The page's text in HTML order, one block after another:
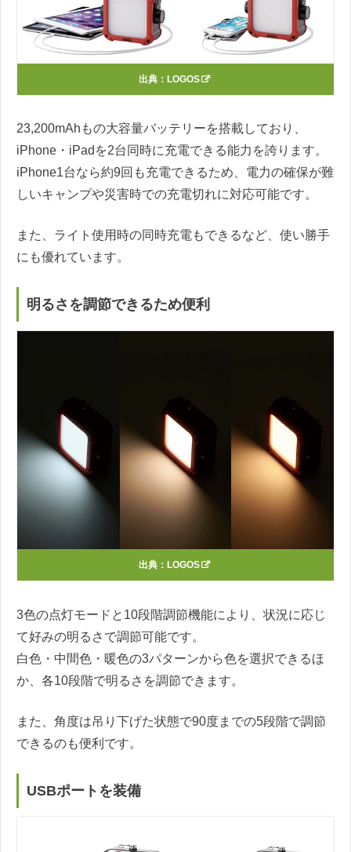
出典： LOGOS
23,200mAhもの大容量バッテリーを搭載しており、
iPhone・iPadを2台同時に充電できる能力を誇ります。
iPhone1台なら約9回も充電できるため、電力の確保が難
しいキャンプや災害時での充電切れに対応可能です。
また、ライト使用時の同時充電もできるなど、使い勝手
にも優れています。
明るさを調節できるため便利
出典： LOGOS
3色の点灯モードと10段階調節機能により、状況に応じ
て好みの明るさで調節可能です。
白色・中間色・暖色の3パターンから色を選択できるほ
か、各10段階で明るさを調節できます。
また、角度は吊り下げた状態で90度までの5段階で調節
できるのも便利です。
USBポートを装備